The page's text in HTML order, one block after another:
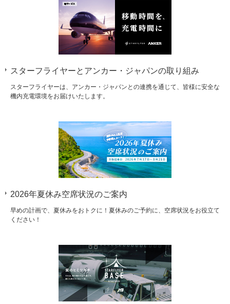
スターフライヤーとアンカー・ジャパンの取り組み
スターフライヤーは、アンカー・ジャパンとの連携を通じて、皆様に安全な
機内充電環境をお届けいたします。
2026年夏休み空席状況のご案内
早めの計画で、夏休みをおトクに！夏休みのご予約に、空席状況をお役立て
ください！